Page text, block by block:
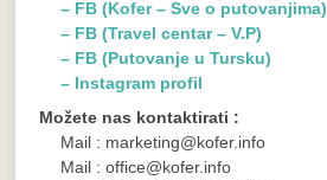
– FB (Kofer – Sve o putovanjima)
– FB (Travel centar – V.P)
– FB (Putovanje u Tursku)
– Instagram profil
Možete nas kontaktirati :
Mail : marketing@kofer.info
Mail : office@kofer.info